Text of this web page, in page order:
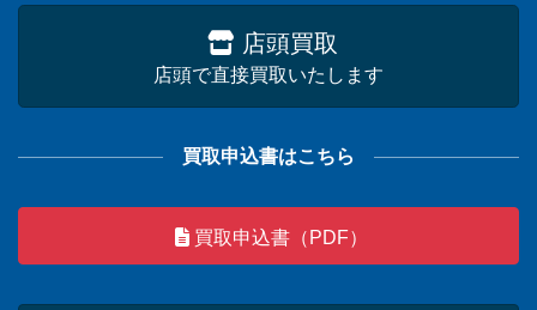
店頭買取
店頭で直接買取いたします
買取申込書はこちら
買取申込書（PDF）